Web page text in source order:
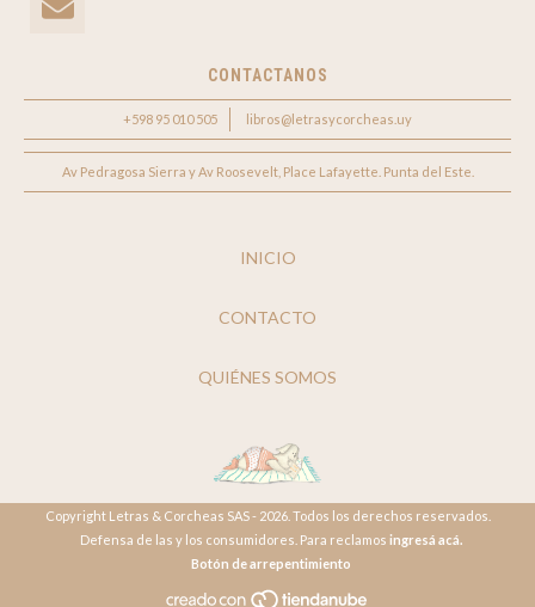
CONTACTANOS
+598 95 010 505 libros@letrasycorcheas.uy
Av Pedragosa Sierra y Av Roosevelt, Place Lafayette. Punta del Este.
INICIO
CONTACTO
QUIÉNES SOMOS
Copyright Letras & Corcheas SAS - 2026. Todos los derechos reservados.
Defensa de las y los consumidores. Para reclamos ingresá acá.
Botón de arrepentimiento